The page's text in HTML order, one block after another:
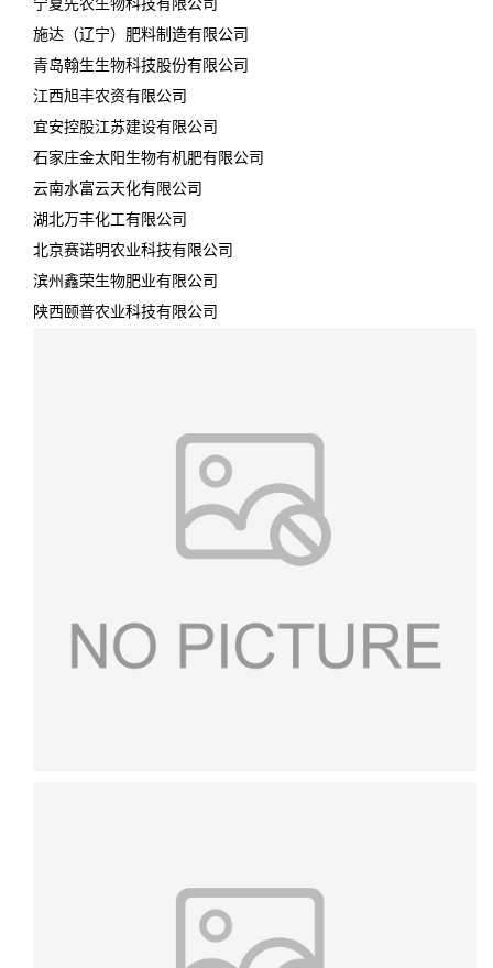
宁夏先农生物科技有限公司
施达（辽宁）肥料制造有限公司
青岛翰生生物科技股份有限公司
江西旭丰农资有限公司
宜安控股江苏建设有限公司
石家庄金太阳生物有机肥有限公司
云南水富云天化有限公司
湖北万丰化工有限公司
北京赛诺明农业科技有限公司
滨州鑫荣生物肥业有限公司
陕西颐普农业科技有限公司